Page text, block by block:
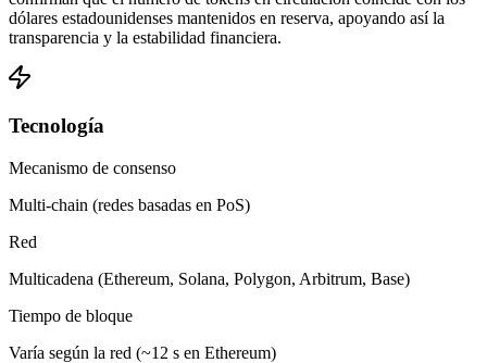
dólares estadounidenses mantenidos en reserva, apoyando así la
transparencia y la estabilidad financiera.
Tecnología
Mecanismo de consenso
Multi-chain (redes basadas en PoS)
Red
Multicadena (Ethereum, Solana, Polygon, Arbitrum, Base)
Tiempo de bloque
Varía según la red (~12 s en Ethereum)